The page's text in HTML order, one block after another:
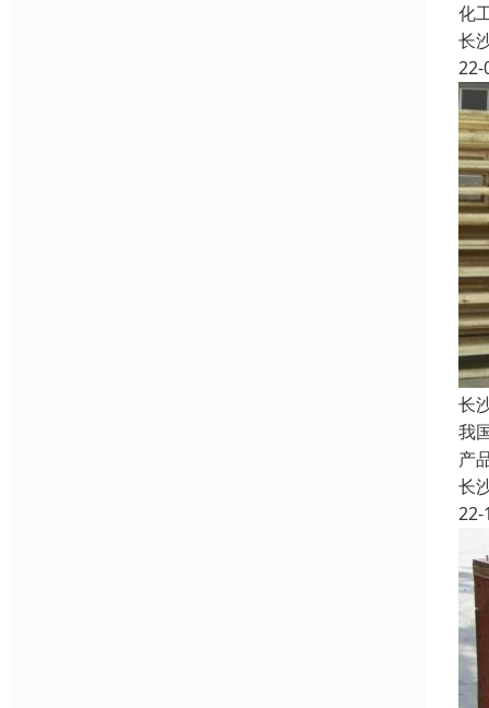
化
长
22-
长
我
产
长
22-